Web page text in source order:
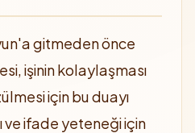
gitmeden önce
işinin kolaylaşması
için bu duayı
ve ifade yeteneği için